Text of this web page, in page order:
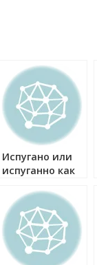
Испугано или
испуганно как